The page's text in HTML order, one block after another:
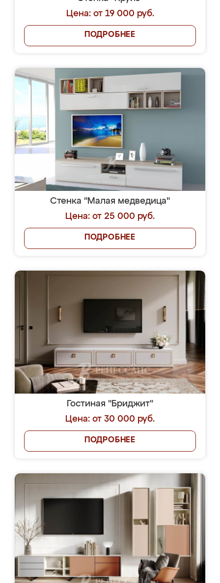
Цена: от 19 000 руб.
ПОДРОБНЕЕ
Стенка "Малая медведица"
Цена: от 25 000 руб.
ПОДРОБНЕЕ
Гостиная "Бриджит"
Цена: от 30 000 руб.
ПОДРОБНЕЕ